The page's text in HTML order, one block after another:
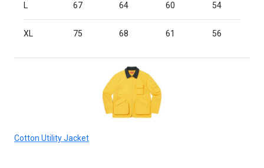
L 67 64 60 54
XL 75 68 61 56
Cotton Utility Jacket